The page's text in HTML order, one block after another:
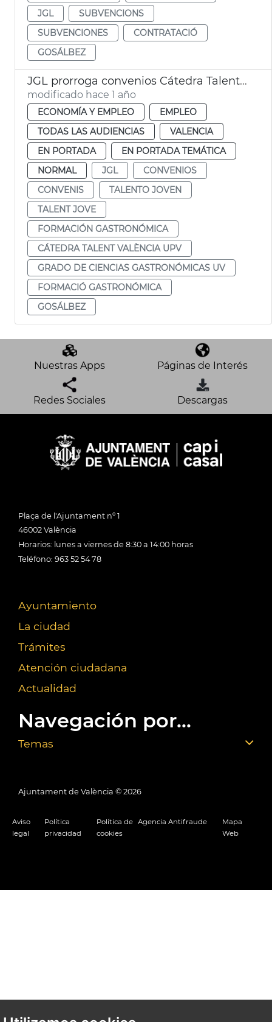
JGL
SUBVENCIONS
SUBVENCIONES
CONTRATACIÓ
GOSÁLBEZ
JGL prorroga convenios Cátedra Talent València UPV y grado de Ciencias Gastronómicas UV
modificado hace 1 año
ECONOMÍA Y EMPLEO
EMPLEO
TODAS LAS AUDIENCIAS
VALENCIA
EN PORTADA
EN PORTADA TEMÁTICA
NORMAL
JGL
CONVENIOS
CONVENIS
TALENTO JOVEN
TALENT JOVE
FORMACIÓN GASTRONÓMICA
CÁTEDRA TALENT VALÈNCIA UPV
GRADO DE CIENCIAS GASTRONÓMICAS UV
FORMACIÓ GASTRONÓMICA
GOSÁLBEZ
Nuestras Apps Páginas de Interés
Redes Sociales Descargas
Plaça de l'Ajuntament nº 1
46002 València
Horarios: lunes a viernes de 8:30 a 14:00 horas
Teléfono: 963 52 54 78
Ayuntamiento
La ciudad
Trámites
Atención ciudadana
Actualidad
Navegación por...
Temas
Ajuntament de València © 2026
Aviso
legal
Política
privacidad
Política de
cookies
Agencia Antifraude
Mapa
Web